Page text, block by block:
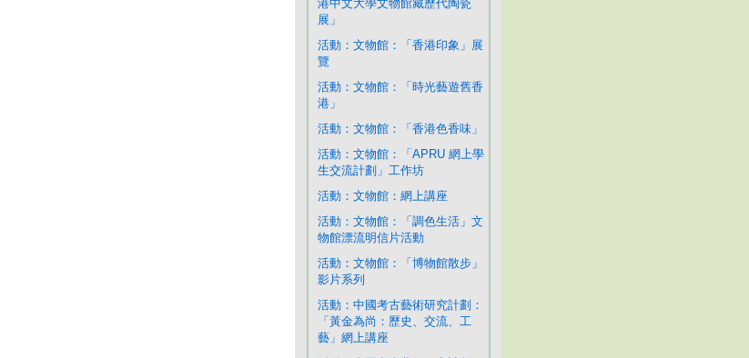
港中文大學文物館藏歷代陶瓷
展」
活動：文物館：「香港印象」展
覽
活動：文物館：「時光藝遊舊香
港」
活動：文物館：「香港色香味」
活動：文物館：「APRU 網上學
生交流計劃」工作坊
活動：文物館：網上講座
活動：文物館：「調色生活」文
物館漂流明信片活動
活動：文物館：「博物館散步」
影片系列
活動：中國考古藝術研究計劃：
「黃金為尚：歷史、交流、工
藝」網上講座